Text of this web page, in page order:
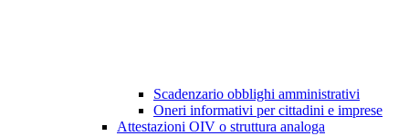
Scadenzario obblighi amministrativi
Oneri informativi per cittadini e imprese
Attestazioni OIV o struttura analoga